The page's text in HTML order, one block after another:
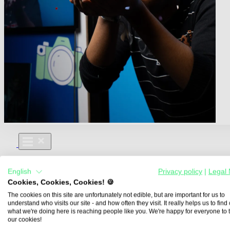
Aus- und Weiterbildungen
Für Lehre & Ausbildung
Media For You
Über Uns
English Privacy policy
Legal
Cookies, Cookies, Cookies! 🍪
The cookies on this site are unfortunately not edible, but are important for us to
understand who visits our site - and how often they visit. It really helps us to find
what we're doing here is reaching people like you. We're happy for everyone to
our cookies!